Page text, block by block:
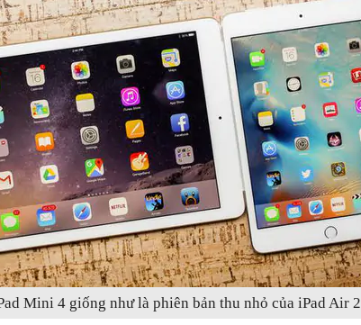
Mini 4 giống như là phiên bản thu nhỏ của iPad Air 2